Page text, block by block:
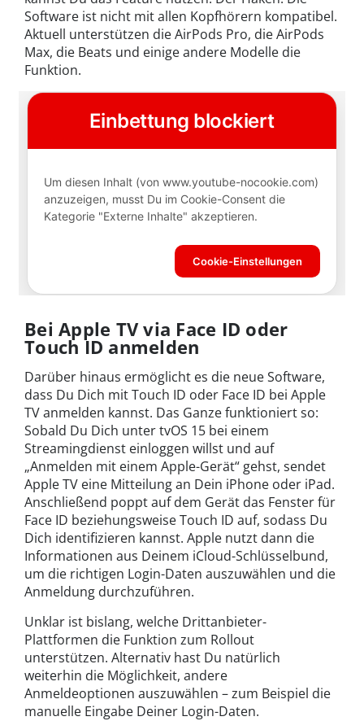
Software ist nicht mit allen Kopfhörern kompatibel.
Aktuell unterstützen die AirPods Pro, die AirPods
Max, die Beats und einige andere Modelle die
Funktion.
Bei Apple TV via Face ID oder
Touch ID anmelden
Darüber hinaus ermöglicht es die neue Software,
dass Du Dich mit Touch ID oder Face ID bei Apple
TV anmelden kannst. Das Ganze funktioniert so:
Sobald Du Dich unter tvOS 15 bei einem
Streamingdienst einloggen willst und auf
„Anmelden mit einem Apple-Gerät“ gehst, sendet
Apple TV eine Mitteilung an Dein iPhone oder iPad.
Anschließend poppt auf dem Gerät das Fenster für
Face ID beziehungsweise Touch ID auf, sodass Du
Dich identifizieren kannst. Apple nutzt dann die
Informationen aus Deinem iCloud-Schlüsselbund,
um die richtigen Login-Daten auszuwählen und die
Anmeldung durchzuführen.
Unklar ist bislang, welche Drittanbieter-
Plattformen die Funktion zum Rollout
unterstützen. Alternativ hast Du natürlich
weiterhin die Möglichkeit, andere
Anmeldeoptionen auszuwählen – zum Beispiel die
manuelle Eingabe Deiner Login-Daten.